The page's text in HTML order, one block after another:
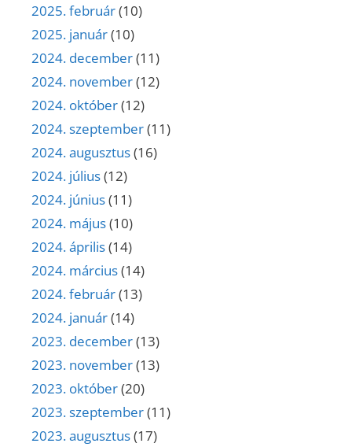
2025. február(10)
2025. január(10)
2024. december(11)
2024. november(12)
2024. október(12)
2024. szeptember(11)
2024. augusztus(16)
2024. július(12)
2024. június(11)
2024. május(10)
2024. április(14)
2024. március(14)
2024. február(13)
2024. január(14)
2023. december(13)
2023. november(13)
2023. október(20)
2023. szeptember(11)
2023. augusztus(17)